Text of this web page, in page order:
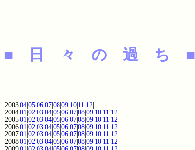
■ 日 々 の 過 ち ■
2003|04|05|06|07|08|09|10|11|12|
2004|01|02|03|04|05|06|07|08|09|10|11|12|
2005|01|02|03|04|05|06|07|08|09|10|11|12|
2006|01|02|03|04|05|06|07|08|09|10|11|12|
2007|01|02|03|04|05|06|07|08|09|10|11|12|
2008|01|02|03|04|05|06|07|08|09|10|11|12|